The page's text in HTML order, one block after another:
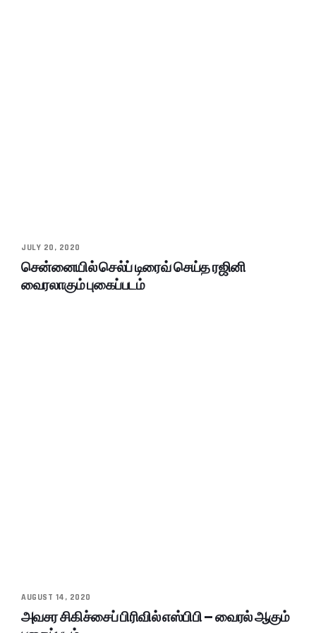
JULY 20, 2020
சென்னையில் செல்ப் டிரைவ் செய்த ரஜினி
வைரலாகும் புகைப்படம்
AUGUST 14, 2020
அவசர சிகிச்சைப் பிரிவில் எஸ்பிபி – வைரல் ஆகும்